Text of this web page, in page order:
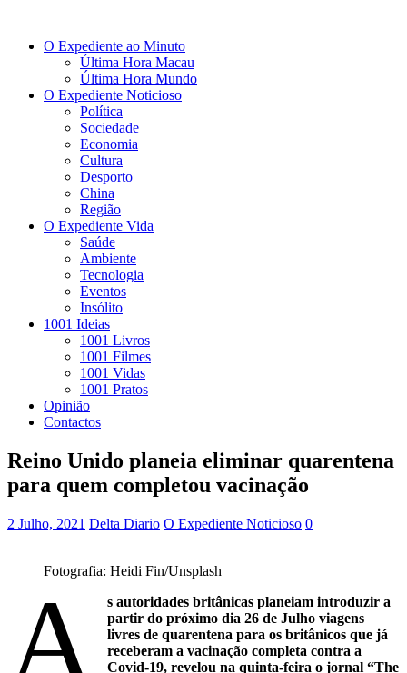
O Expediente ao Minuto
Última Hora Macau
Última Hora Mundo
O Expediente Noticioso
Política
Sociedade
Economia
Cultura
Desporto
China
Região
O Expediente Vida
Saúde
Ambiente
Tecnologia
Eventos
Insólito
1001 Ideias
1001 Livros
1001 Filmes
1001 Vidas
1001 Pratos
Opinião
Contactos
Reino Unido planeia eliminar quarentena
para quem completou vacinação
2 Julho, 2021 Delta Diario O Expediente Noticioso 0
Fotografia: Heidi Fin/Unsplash
A
s autoridades britânicas planeiam introduzir a
partir do próximo dia 26 de Julho viagens
livres de quarentena para os britânicos que já
receberam a vacinação completa contra a
Covid-19, revelou na quinta-feira o jornal “The